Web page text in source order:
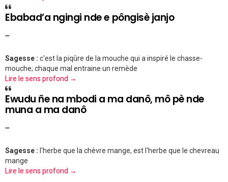
Ebabad’a ngingi nde e pôngisè janjo
""
Sagesse : c'est la piqûre de la mouche qui a inspiré le chasse-
mouche; chaque mal entraine un remède
Lire le sens profond →
Ewudu ñe na mbodi a ma danô, mô pè nde
muna a ma danô
""
Sagesse : l'herbe que la chèvre mange, est l'herbe que le chevreau
mange
Lire le sens profond →